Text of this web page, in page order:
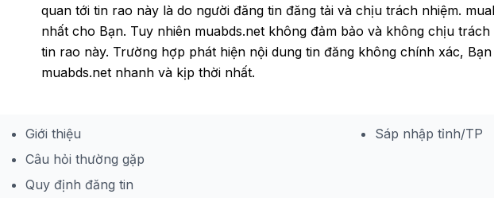
quan tới tin rao này là do người đăng tin đăng tải và chịu trách nhiệm.
nhất cho Bạn. Tuy nhiên muabds.net không đảm bảo và không chịu
tin rao này. Trường hợp phát hiện nội dung tin đăng không chính xác,
muabds.net nhanh và kịp thời nhất.
Giới thiệu
Câu hỏi thường gặp
Quy định đăng tin
Sáp nhập tỉnh/TP